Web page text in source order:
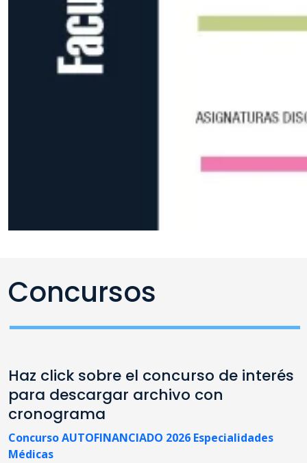
Haz click sobre el concurso de interés
para descargar archivo con
cronograma
Concurso AUTOFINANCIADO 2026 Especialidades
Médicas
Concursos